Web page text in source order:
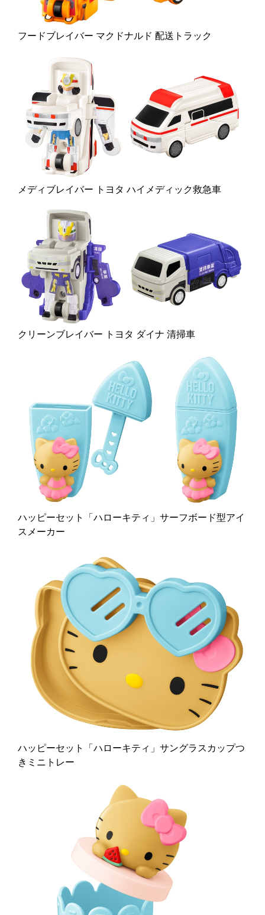
フードブレイバー マクドナルド 配送トラック
メディブレイバー トヨタ ハイメディック救急車
クリーンブレイバー トヨタ ダイナ 清掃車
ハッピーセット「ハローキティ」サーフボード型アイ
スメーカー
ハッピーセット「ハローキティ」サングラスカップつ
きミニトレー